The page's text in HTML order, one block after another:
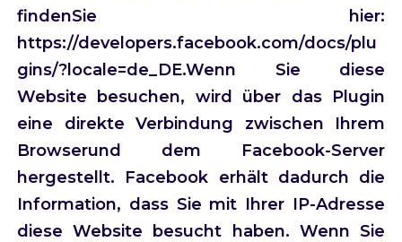
findenSie hier:
https://developers.facebook.com/docs/plu
gins/?locale=de_DE.Wenn Sie diese
Website besuchen, wird über das Plugin
eine direkte Verbindung zwischen Ihrem
Browserund dem Facebook-Server
hergestellt. Facebook erhält dadurch die
Information, dass Sie mit Ihrer IP-Adresse
diese Website besucht haben. Wenn Sie